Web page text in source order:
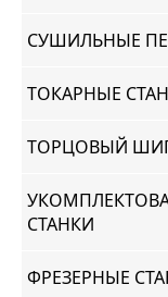
СУШИЛЬНЫЕ
ТОКАРНЫЕ
ТОРЦОВЫЙ
СТАНКИ
ФРЕЗЕРНЫЕ